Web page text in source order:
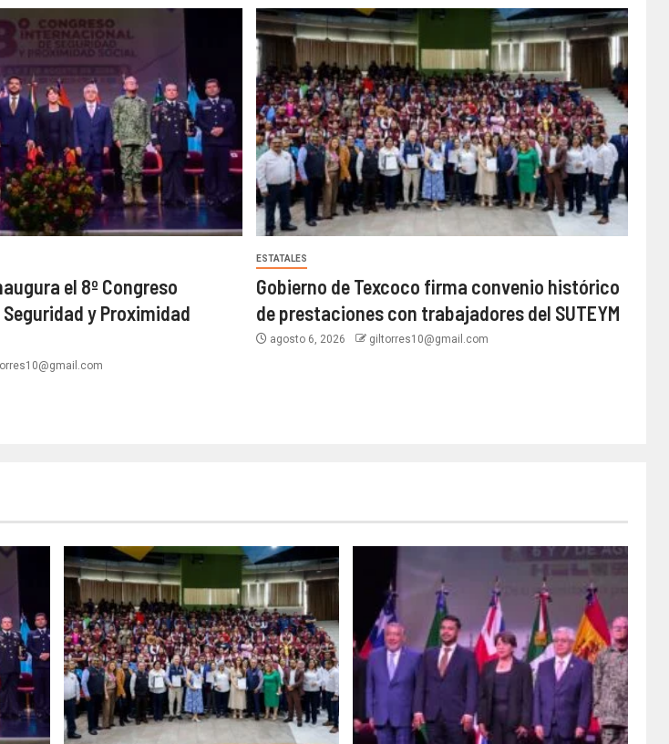
el 8º Congreso
y Proximidad
ESTATALES
Gobierno de Texcoco firma convenio histórico
de prestaciones con trabajadores del SUTEYM
agosto 6, 2026 giltorres10@gmail.com